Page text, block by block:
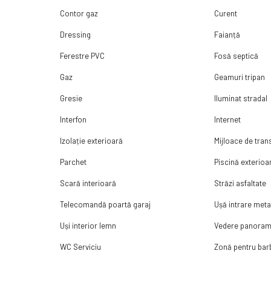
Contor gaz Curent
Dressing Faianță
Ferestre PVC Fosă septică
Gaz Geamuri tripan
Gresie Iluminat stradal
Interfon Internet
Izolație exterioară Mijloace de
Parchet Piscină
Scară interioară Străzi asfaltate
Telecomandă poartă garaj Ușă intrare
Uși interior lemn Vedere
WC Serviciu Zonă pentru